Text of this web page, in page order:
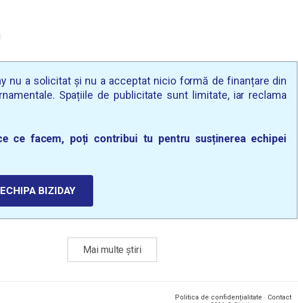
nu a solicitat și nu a acceptat nicio formă de finanțare din
Spațiile de publicitate sunt limitate, iar reclama
ce facem, poți contribui tu pentru susținerea echipei
BIZIDAY
Mai multe știri
Politica de confidențialitate · Contact